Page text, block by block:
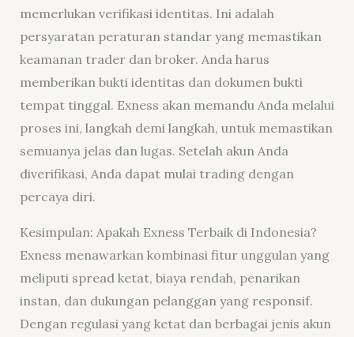
memerlukan verifikasi identitas. Ini adalah
persyaratan peraturan standar yang memastikan
keamanan trader dan broker. Anda harus
memberikan bukti identitas dan dokumen bukti
tempat tinggal. Exness akan memandu Anda melalui
proses ini, langkah demi langkah, untuk memastikan
semuanya jelas dan lugas. Setelah akun Anda
diverifikasi, Anda dapat mulai trading dengan
percaya diri.
Kesimpulan: Apakah Exness Terbaik di Indonesia?
Exness menawarkan kombinasi fitur unggulan yang
meliputi spread ketat, biaya rendah, penarikan
instan, dan dukungan pelanggan yang responsif.
Dengan regulasi yang ketat dan berbagai jenis akun